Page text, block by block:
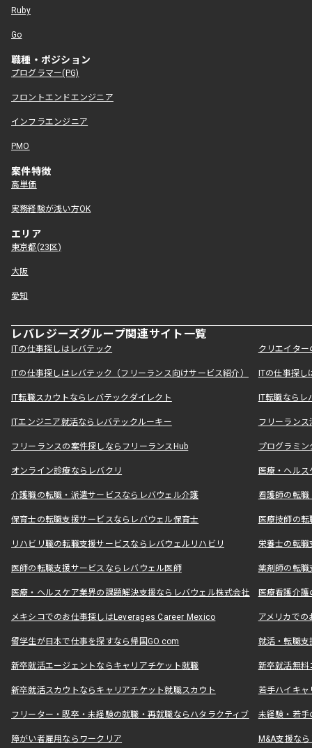
Ruby
Go
職種・ポジション
プログラマー(PG)
フロントエンドエンジニア
インフラエンジニア
PMO
案件特徴
高単価
実務経験が浅い方OK
エリア
東京都(23区)
大阪
愛知
レバレジーズグループ関連サイト一覧
ITの仕事探しはレバテック クリエイタ
ITの仕事探しはレバテック（フリーランス向けサービス紹介） ITの仕事探
IT転職スカウトならレバテックダイレクト IT転職なら
ITエンジニア就活ならレバテックルーキー フリーラン
フリーランスの案件探しならフリーランスHub プログラミ
オンライン診療ならレバクリ 医療・ヘル
介護職の転職・派遣サービスならレバウェル介護 看護師の転
保育士の転職支援サービスならレバウェル保育士 医療技師の
リハビリ職の転職支援サービスならレバウェルリハビリ 栄養士の転
医師の転職支援サービスならレバウェル医師 薬剤師の転
医療・ヘルスケア業界の課題解決支援ならレバウェル株式会社 医療看護介
メキシコでのお仕事探しはLeverages Career Mexico アメリカで
留学生が日本で仕事を探すなら帰国GO.com 就活・転職
新卒就活エージェントならキャリアチケット就職 新卒就活無料
新卒就活スカウトならキャリアチケット就職スカウト 若手ハイキ
フリーター・既卒・未経験の就職・再就職ならハタラクティブ 未経験・若手
障がい者雇用ならワークリア M&A支援な